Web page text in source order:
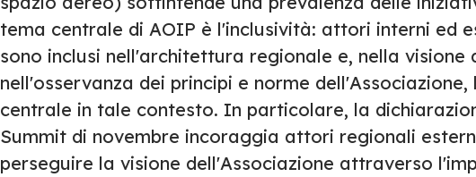
tema centrale di AOIP è l'inclusività: attori interni ed
sono inclusi nell'architettura regionale e, nella visione
nell'osservanza dei principi e norme
centrale in tale contesto. In particolare, la
Summit di novembre incoraggia attori regionali
perseguire la visione dell'Associazione attraverso